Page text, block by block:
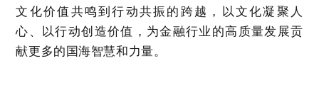
文化价值共鸣到行动共振的跨越，以文化凝聚人
心、以行动创造价值，为金融行业的高质量发展贡
献更多的国海智慧和力量。